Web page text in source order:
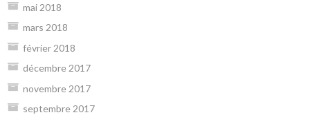
mai 2018
mars 2018
février 2018
décembre 2017
novembre 2017
septembre 2017